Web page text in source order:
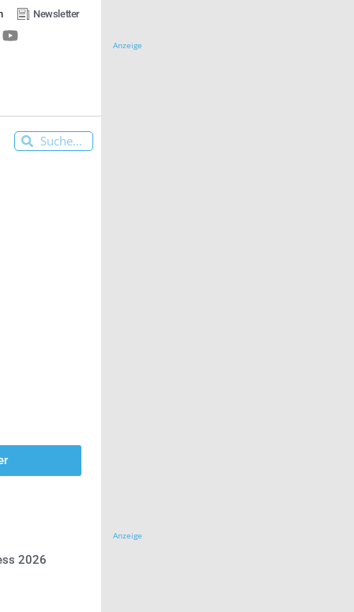
Newsletter
2026
Anzeige
Anzeige